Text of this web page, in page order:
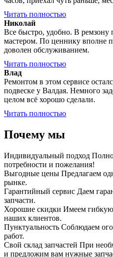
Читать полностью
Николай
Все быстро, удобно. В
мастером. По ценнику вполне
доволен обслуживанием.
Читать полностью
Влад
Ремонтом в этом сервисе
подвеске у Валдая. Немного
целом всё хорошо сделали.
Читать полностью
Почему мы
Индивидуальный подход
потребности и пожелания!
Выгодные цены Предлагаем
рынке.
Гарантийный сервис Даем
запчасти.
Хорошие скидки Имеем гибкую
наших клиентов.
Пунктуальность Соблюдаем
работ.
Свой склад запчастей При
и предложим вам нужные